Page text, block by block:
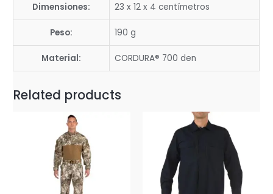
Dimensiones: 23 x 12 x 4 centímetros
Peso: 190 g
Material: CORDURA® 700 den
Related products